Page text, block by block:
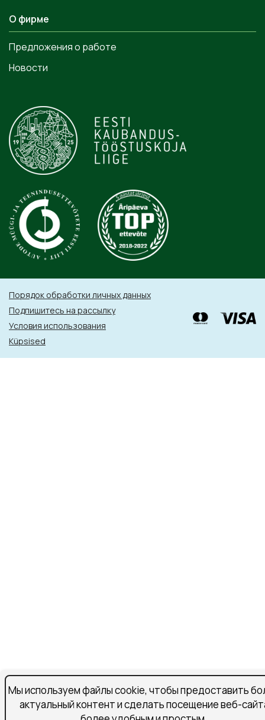
О фирме
Предложения о работе
Новости
Порядок обработки личных данных
Подпишитесь на рассылку
Условия использования
Küpsised
Мы используем файлы cookie, чтобы предоставить
актуальный контент и сделать посещение веб-